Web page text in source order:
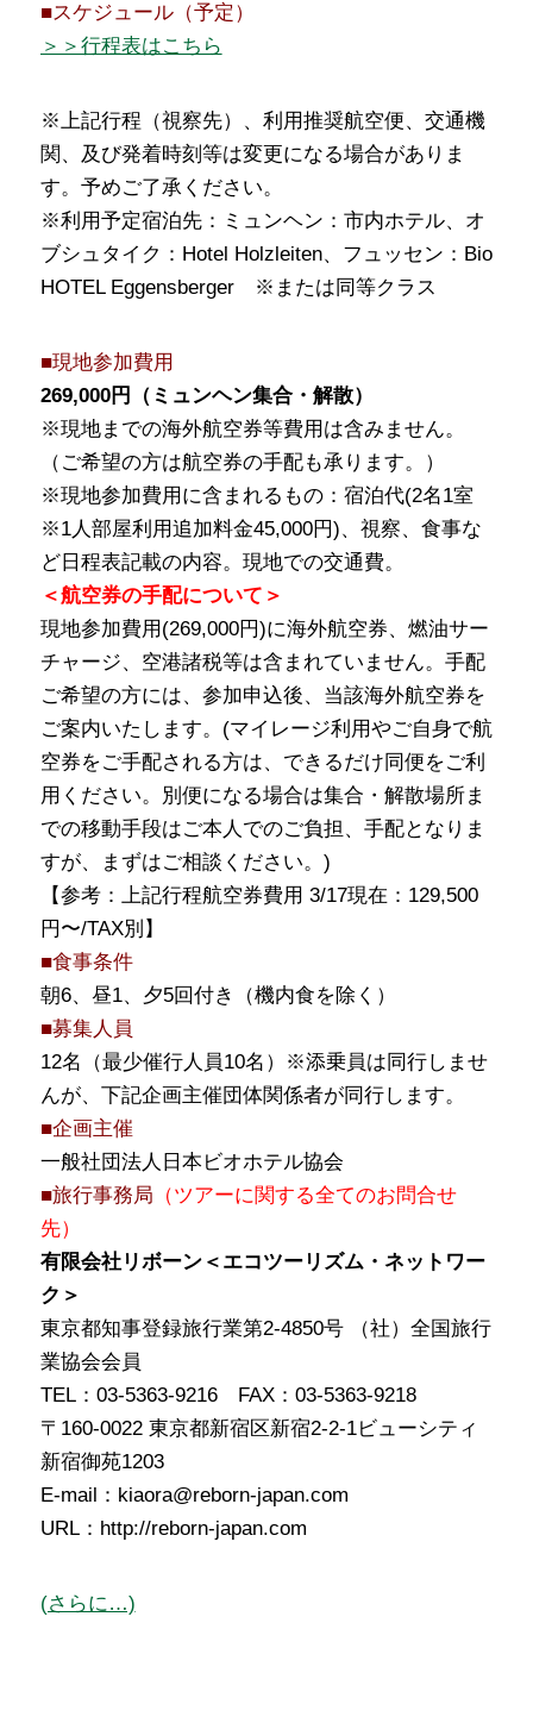
■スケジュール（予定）
＞＞行程表はこちら
※上記行程（視察先）、利用推奨航空便、交通機
関、及び発着時刻等は変更になる場合がありま
す。予めご了承ください。
※利用予定宿泊先：ミュンヘン：市内ホテル、オ
ブシュタイク：Hotel Holzleiten、フュッセン：Bio
HOTEL Eggensberger ※または同等クラス
■現地参加費用
269,000円（ミュンヘン集合・解散）
※現地までの海外航空券等費用は含みません。
（ご希望の方は航空券の手配も承ります。）
※現地参加費用に含まれるもの：宿泊代(2名1室
※1人部屋利用追加料金45,000円)、視察、食事な
ど日程表記載の内容。現地での交通費。
＜航空券の手配について＞
現地参加費用(269,000円)に海外航空券、燃油サー
チャージ、空港諸税等は含まれていません。手配
ご希望の方には、参加申込後、当該海外航空券を
ご案内いたします。(マイレージ利用やご自身で航
空券をご手配される方は、できるだけ同便をご利
用ください。別便になる場合は集合・解散場所ま
での移動手段はご本人でのご負担、手配となりま
すが、まずはご相談ください。)
【参考：上記行程航空券費用 3/17現在：129,500
円〜/TAX別】
■食事条件
朝6、昼1、夕5回付き（機内食を除く）
■募集人員
12名（最少催行人員10名）※添乗員は同行しませ
んが、下記企画主催団体関係者が同行します。
■企画主催
一般社団法人日本ビオホテル協会
■旅行事務局 （ツアーに関する全てのお問合せ
先）
有限会社リボーン＜エコツーリズム・ネットワー
ク＞
東京都知事登録旅行業第2-4850号 （社）全国旅行
業協会会員
TEL：03-5363-9216 FAX：03-5363-9218
〒160-0022 東京都新宿区新宿2-2-1ビューシティ
新宿御苑1203
E-mail：kiaora@reborn-japan.com
URL：http://reborn-japan.com
(さらに…)